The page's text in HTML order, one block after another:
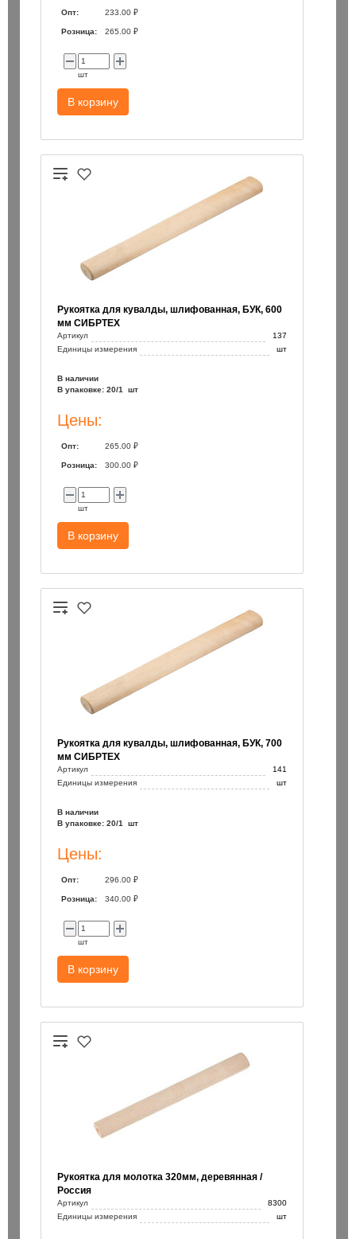
В корзину
Бур SDS+ 8х200/260 / Bionic
Опт: 233.00 ₽
Розница: 265.00 ₽
шт
В корзину
Рукоятка для кувалды, шлифованная, БУК, 600
мм СИБРТЕХ
Артикул
137
Единицы измерения
шт
В наличии
В упаковке: 20/1 шт
Цены:
Опт: 265.00 ₽
Розница: 300.00 ₽
шт
В корзину
Рукоятка для кувалды, шлифованная, БУК, 700
мм СИБРТЕХ
Артикул
141
Единицы измерения
шт
В наличии
В упаковке: 20/1 шт
Цены:
Опт: 296.00 ₽
Розница: 340.00 ₽
шт
В корзину
Рукоятка для молотка 320мм, деревянная /
Россия
Артикул
8300
Единицы измерения
шт